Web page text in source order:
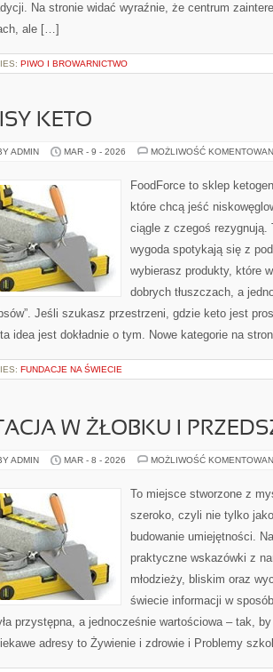
Na stronie widać wyraźnie, że centrum
ale […]
PIWO I BROWARNICTWO
KETO
ADMIN MAR - 9 - 2026 MOŻLIWOŚĆ
FoodForce to sklep
które chcą jeść
ciągle z czegoś rezygnują.
wygoda spotykają się z
wybierasz produkty, które
dobrych tłuszczach, a
Jeśli szukasz przestrzeni, gdzie keto jest
idea jest dokładnie o tym. Nowe kategorie na
FUNDACJE NA ŚWIECIE
W ŻŁOBKU I
ADMIN MAR - 8 - 2026 MOŻLIWOŚĆ
To miejsce stworzone z
szeroko, czyli nie tylko
budowanie umiejętności.
praktyczne wskazówki z
młodzieży, bliskim oraz
świecie informacji w
przystępna, a jednocześnie wartościowa – tak, by
adresy to Żywienie i zdrowie i Problemy